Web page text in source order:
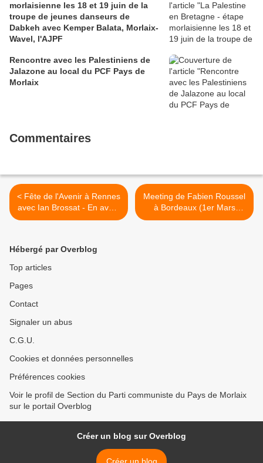
morlaisienne les 18 et 19 juin de la
troupe de jeunes danseurs de
Dabkeh avec Kemper Balata, Morlaix-
Wavel, l'AJPF
Rencontre avec les Palestiniens de
Jalazone au local du PCF Pays de
Morlaix
Commentaires
< Fête de l'Avenir à Rennes
avec Ian Brossat - En avant
les Jours Heureux!
Meeting de Fabien Roussel
à Bordeaux (1er Mars
2022) >
Hébergé par Overblog
Top articles
Pages
Contact
Signaler un abus
C.G.U.
Cookies et données personnelles
Préférences cookies
Voir le profil de Section du Parti communiste du Pays de Morlaix
sur le portail Overblog
Créer un blog sur Overblog